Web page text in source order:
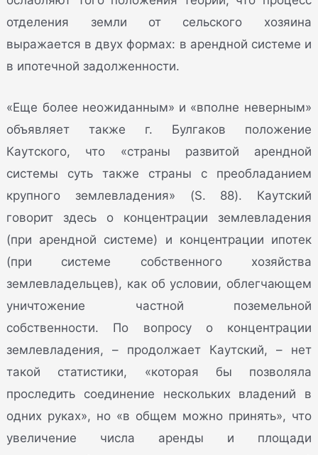
отделения земли от сельского хозяина
выражается в двух формах: в арендной системе и
в ипотечной задолженности.
«Еще более неожиданным» и «вполне неверным»
объявляет также г. Булгаков положение
Каутского, что «страны развитой арендной
системы суть также страны с преобладанием
крупного землевладения» (S. 88). Каутский
говорит здесь о концентрации землевладения
(при арендной системе) и концентрации ипотек
(при системе собственного хозяйства
землевладельцев), как об условии, облегчающем
уничтожение частной поземельной
собственности. По вопросу о концентрации
землевладения, – продолжает Каутский, – нет
такой статистики, «которая бы позволяла
проследить соединение нескольких владений в
одних руках», но «в общем можно принять», что
увеличение числа аренды и площади